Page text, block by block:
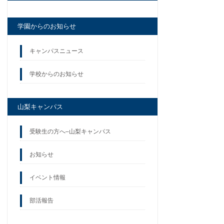
学園からのお知らせ
キャンパスニュース
学校からのお知らせ
山梨キャンパス
受験生の方へ–山梨キャンパス
お知らせ
イベント情報
部活報告